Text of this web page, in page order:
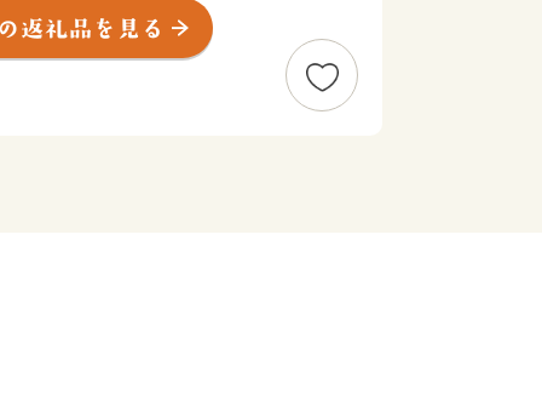
上野ＮＩＮＪＡフェスタ」が開催さ
聖松尾芭蕉の業績を称える「芭蕉
産に登録されたダンジリ行事で有名な